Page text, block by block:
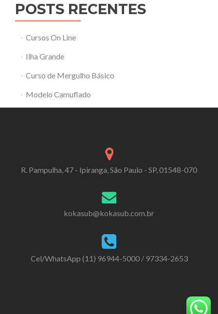
POSTS RECENTES
Cursos On Line
Ilha Grande
Curso de Mergulho Básico
Modelo Camuflado
R. Pampulha, 47 - Ipiranga, São Paulo - SP, 01548-070
kokasub@kokasub.com.br
Cel/WhatsApp (11) 96944-5000 / 97334-2653